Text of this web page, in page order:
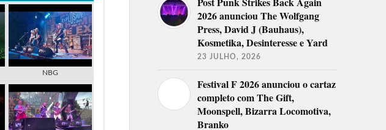
NBG
2026 anunciou The Wolfgang
Press, David J (Bauhaus),
Kosmetika, Desinteresse e Yard
23 JULHO, 2026
Festival F 2026 anunciou o cartaz
completo com The Gift,
Moonspell, Bizarra Locomotiva,
Branko